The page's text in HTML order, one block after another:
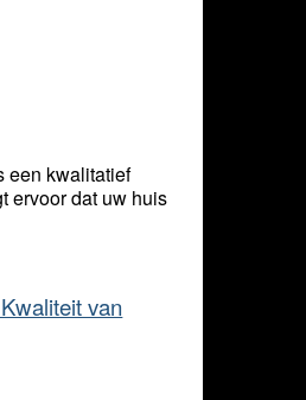
een kwalitatief
ervoor dat uw huis
van